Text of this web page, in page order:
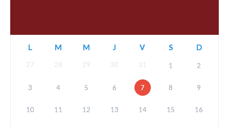
L M M J V S D
27 28 29 30 31 1 2
3 4 5 6 7 8 9
10 11 12 13 14 15 16